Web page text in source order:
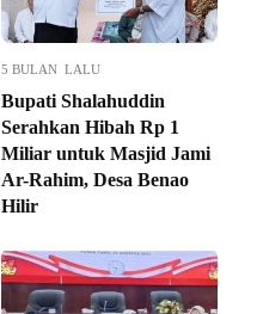
5 BULAN LALU
Bupati Shalahuddin
Serahkan Hibah Rp 1
Miliar untuk Masjid Jami
Ar-Rahim, Desa Benao
Hilir